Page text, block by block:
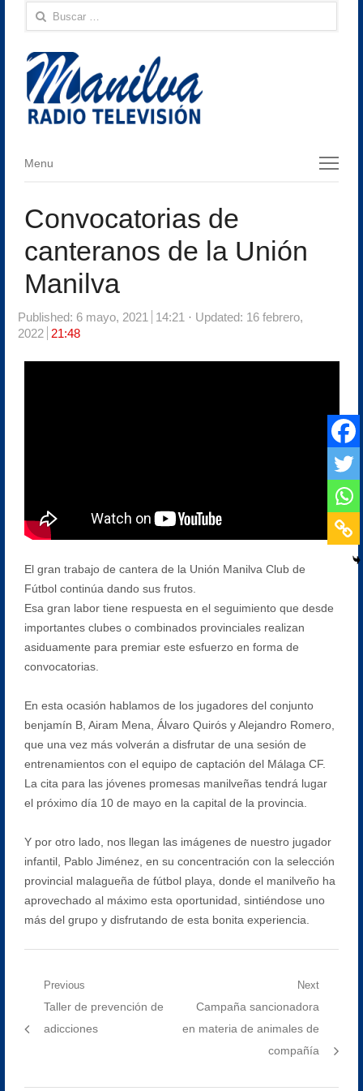
Buscar:
Menu
Menu
Convocatorias de
canteranos de la Unión
Manilva
Published: 6 mayo, 2021 14:21
Updated: 16 febrero,
2022
21:48
El gran trabajo de cantera de la Unión Manilva Club de
Fútbol continúa dando sus frutos.
Esa gran labor tiene respuesta en el seguimiento que desde
importantes clubes o combinados provinciales realizan
asiduamente para premiar este esfuerzo en forma de
convocatorias.
En esta ocasión hablamos de los jugadores del conjunto
benjamín B, Airam Mena, Álvaro Quirós y Alejandro Romero,
que una vez más volverán a disfrutar de una sesión de
entrenamientos con el equipo de captación del Málaga CF.
La cita para las jóvenes promesas manilveñas tendrá lugar
el próximo día 10 de mayo en la capital de la provincia.
Y por otro lado, nos llegan las imágenes de nuestro jugador
infantil, Pablo Jiménez, en su concentración con la selección
provincial malagueña de fútbol playa, donde el manilveño ha
aprovechado al máximo esta oportunidad, sintiéndose uno
más del grupo y disfrutando de esta bonita experiencia.
Navegación
Previous
Previous
post:
Taller de prevención de
adicciones
Next
Next
post:
Campaña sancionadora
en materia de animales de
compañía